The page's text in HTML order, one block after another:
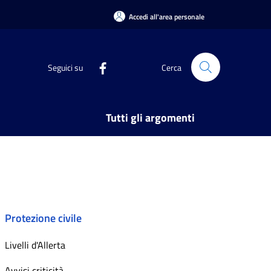
Accedi all'area personale
Seguici su Cerca
Tutti gli argomenti
Protezione civile
Livelli d'Allerta